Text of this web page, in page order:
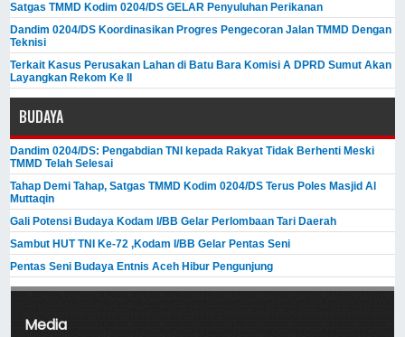
Satgas TMMD Kodim 0204/DS GELAR Penyuluhan Perikanan
Dandim 0204/DS Koordinasikan Progres Pengecoran Jalan TMMD Dengan
Teknisi
Terkait Kasus Perusakan Lahan di Batu Bara Komisi A DPRD Sumut Akan
Layangkan Rekom Ke II
BUDAYA
Dandim 0204/DS: Pengabdian TNI kepada Rakyat Tidak Berhenti Meski ​
TMMD Telah Selesai
Tahap Demi Tahap, Satgas TMMD Kodim 0204/DS Terus Poles Masjid Al
Muttaqin
Gali Potensi Budaya Kodam I/BB Gelar Perlombaan Tari Daerah
Sambut HUT TNI Ke-72 ,Kodam I/BB Gelar Pentas Seni
Pentas Seni Budaya Entnis Aceh Hibur Pengunjung
Media